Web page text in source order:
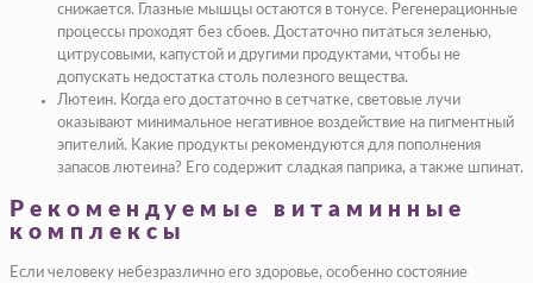
снижается. Глазные мышцы остаются в тонусе. Регенерационные
процессы проходят без сбоев. Достаточно питаться зеленью,
цитрусовыми, капустой и другими продуктами, чтобы не
допускать недостатка столь полезного вещества.
Лютеин. Когда его достаточно в сетчатке, световые лучи
оказывают минимальное негативное воздействие на пигментный
эпителий. Какие продукты рекомендуются для пополнения
запасов лютеина? Его содержит сладкая паприка, а также шпинат.
Рекомендуемые витаминные
комплексы
Если человеку небезразлично его здоровье, особенно состояние